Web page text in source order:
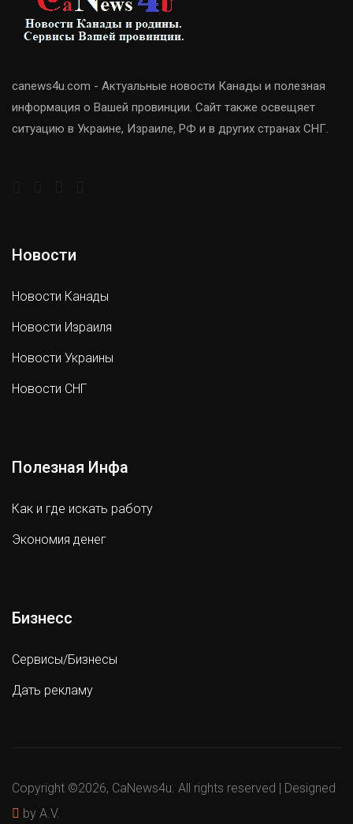
canews4u.com - Актуальные новости Канады и полезная
информация о Вашей провинции. Сайт также освещяет
ситуацию в Украине, Израиле, РФ и в других странах СНГ.
Новости
Новости Канады
Новости Израиля
Новости Украины
Новости СНГ
Полезная Инфа
Как и где искать работу
Экономия денег
Бизнесс
Сервисы/Бизнесы
Дать рекламу
Copyright ©2026, CaNews4u. All rights reserved | Designed
by A.V.